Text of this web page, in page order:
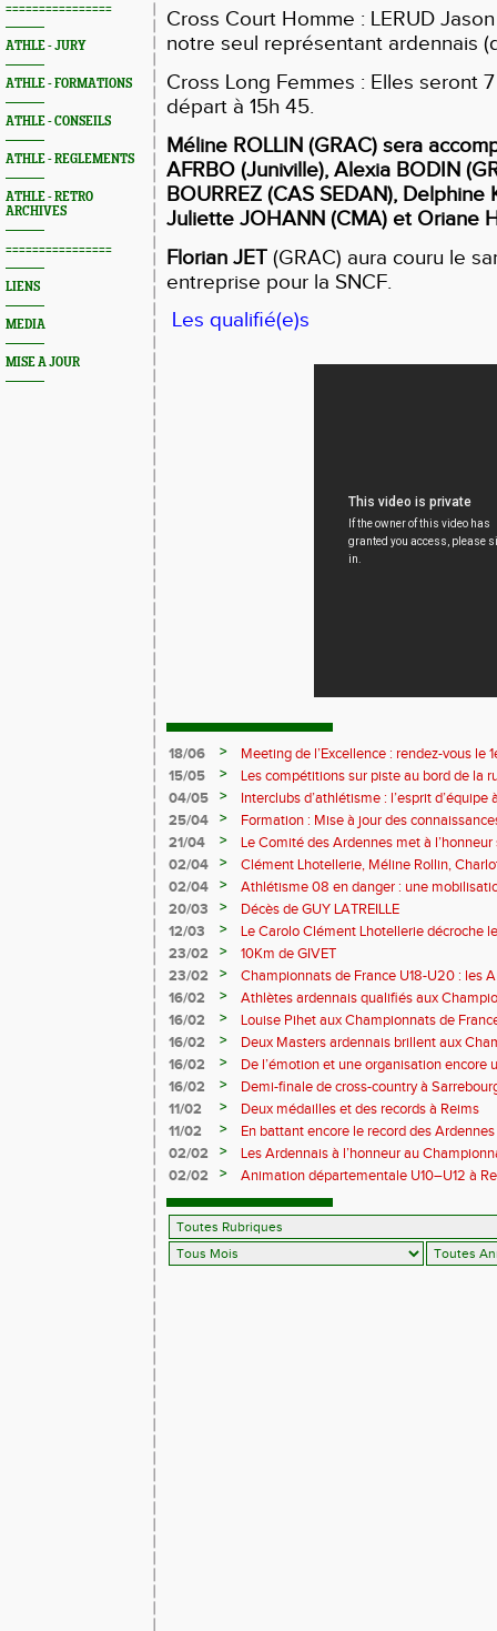
================
ATHLE - JURY
ATHLE - FORMATIONS
ATHLE - CONSEILS
ATHLE - REGLEMENTS
ATHLE - RETRO
ARCHIVES
================
LIENS
MEDIA
MISE A JOUR
Cross Court Homme : LERUD
notre seul représentant ardennais
Cross Long Femmes : Elles seront
départ à 15h 45.
Méline ROLLIN (GRAC) sera
AFRBO (Juniville), Alexia BODIN
BOURREZ (CAS SEDAN), Delphine
Juliette JOHANN (CMA) et Oriane
Florian JET (GRAC) aura couru le
entreprise pour la SNCF.
Les qualifié(e)s
18/06 >
Meeting de l’Excellence : rendez-vous le
15/05
>
Les compétitions sur piste au bord de la
04/05
>
Interclubs d’athlétisme : l’esprit d’équipe
rempart contre la sédentarité des jeunes
25/04 >
Formation : Mise à jour des
M372)
21/04 >
Le Comité des Ardennes met à
02/04
>
Clément Lhotellerie, Méline Rollin,
prolifique pour les coureurs ardennais
02/04 >
Athlétisme 08 en danger : une
20/03
>
Décès de GUY LATREILLE
12/03
>
Le Carolo Clément Lhotellerie décroche
master de cross-country
23/02 >
10Km de GIVET
23/02
>
Championnats de France U18-U20 : les
Val-de-Reuil
16/02 >
Athlètes ardennais qualifiés aux
en salle
16/02 >
Louise Pihet aux Championnats de
16/02
>
Deux Masters ardennais brillent aux
Saint‑Brieuc
16/02 >
De l’émotion et une organisation encore
Trail 2026
16/02 >
Demi-finale de cross-country à
boue… et à la fête !
11/02 >
Deux médailles et des records à Reims
11/02
>
En battant encore le record des
Pihet ira aux championnats de France
02/02 >
Les Ardennais à l’honneur au
02/02
>
Animation départementale U10–U12 à